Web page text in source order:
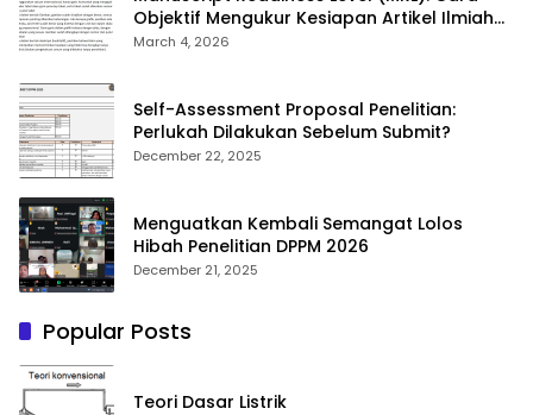
Objektif Mengukur Kesiapan Artikel Ilmiah
Anda
March 4, 2026
Self-Assessment Proposal Penelitian:
Perlukah Dilakukan Sebelum Submit?
December 22, 2025
Menguatkan Kembali Semangat Lolos
Hibah Penelitian DPPM 2026
December 21, 2025
Popular Posts
Teori Dasar Listrik